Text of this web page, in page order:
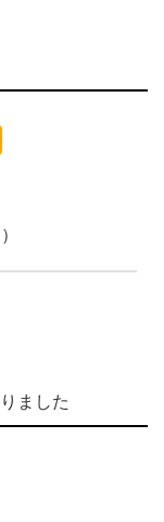
ました